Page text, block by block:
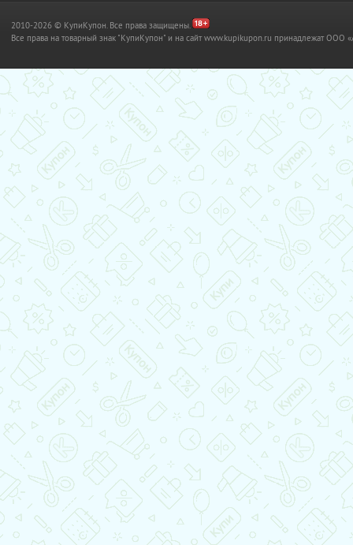
2010-2026 © КупиКупон. Все права защищены.
Все права на товарный знак "КупиКупон" и на сайт www.kupikupon.ru принадлежат